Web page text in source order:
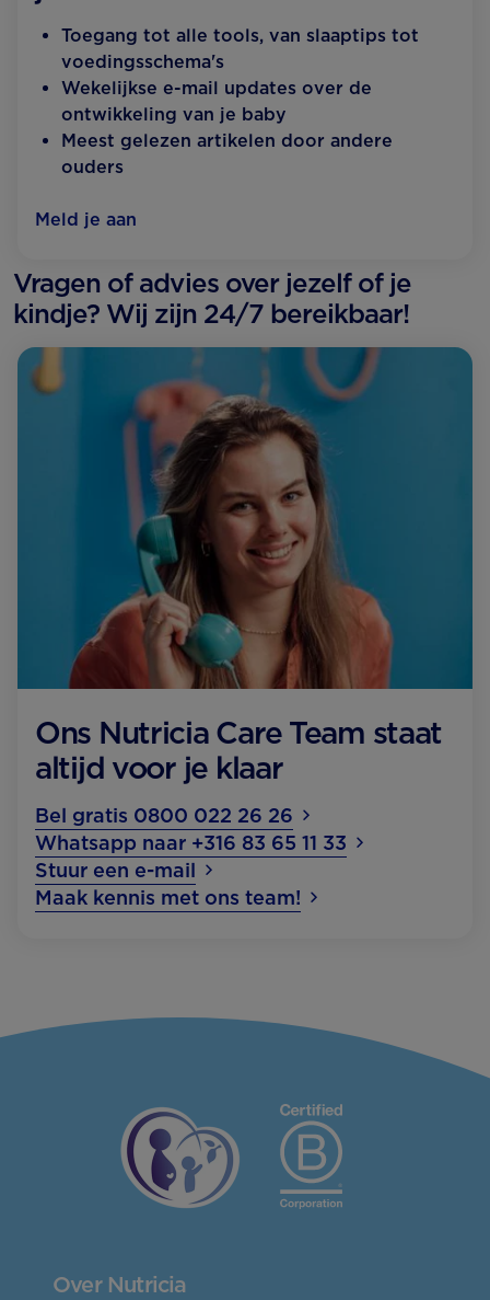
Toegang tot alle tools, van slaaptips tot
voedingsschema's
Wekelijkse e-mail updates over de
ontwikkeling van je baby
Meest gelezen artikelen door andere
ouders
Meld je aan
Vragen of advies over jezelf of je
kindje? Wij zijn 24/7 bereikbaar!
Ons Nutricia Care Team staat
altijd voor je klaar
Bel gratis 0800 022 26 26
Whatsapp naar +316 83 65 11 33
Stuur een e-mail
Maak kennis met ons team!
Over Nutricia